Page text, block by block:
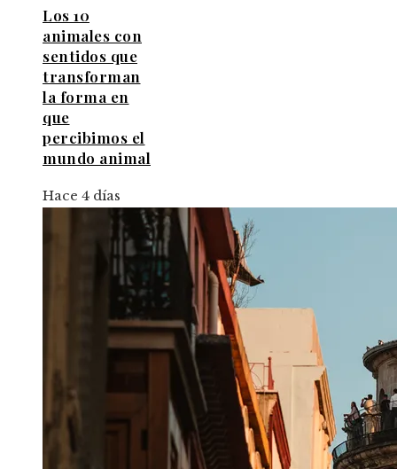
Los 10
animales con
sentidos que
transforman
la forma en
que
percibimos el
mundo animal
Hace 4 días